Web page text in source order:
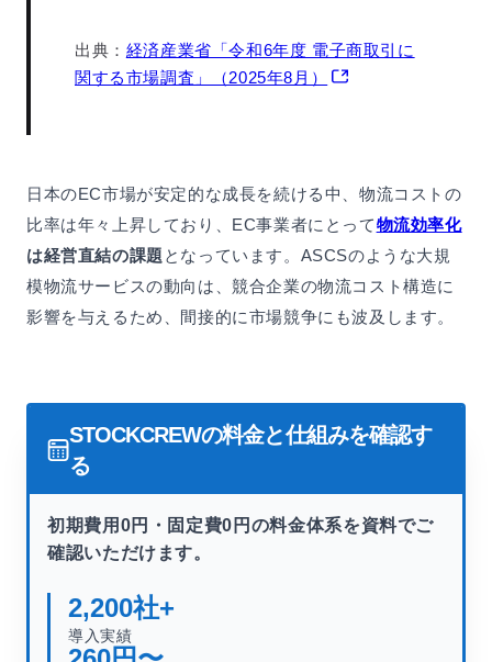
出典： 経済産業省「令和6年度 電子商取引に
関する市場調査」（2025年8月）
日本のEC市場が安定的な成長を続ける中、物流コストの
比率は年々上昇しており、EC事業者にとって物流効率化
は経営直結の課題 となっています。ASCSのような大規
模物流サービスの動向は、競合企業の物流コスト構造に
影響を与えるため、間接的に市場競争にも波及します。
STOCKCREWの料金と仕組みを確認す
る
初期費用0円・固定費0円の料金体系を資料でご
確認いただけます。
2,200社+
導入実績